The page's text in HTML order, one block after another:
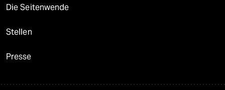
Die Seitenwende
Stellen
Presse